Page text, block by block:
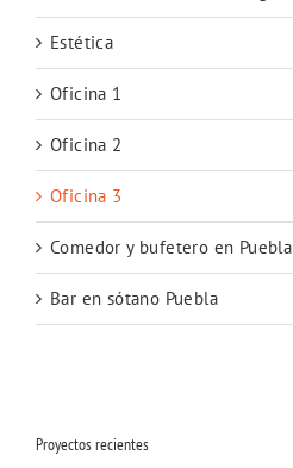
Estética
Oficina 1
Oficina 2
Oficina 3
Comedor y bufetero en Puebla
Bar en sótano Puebla
Proyectos recientes